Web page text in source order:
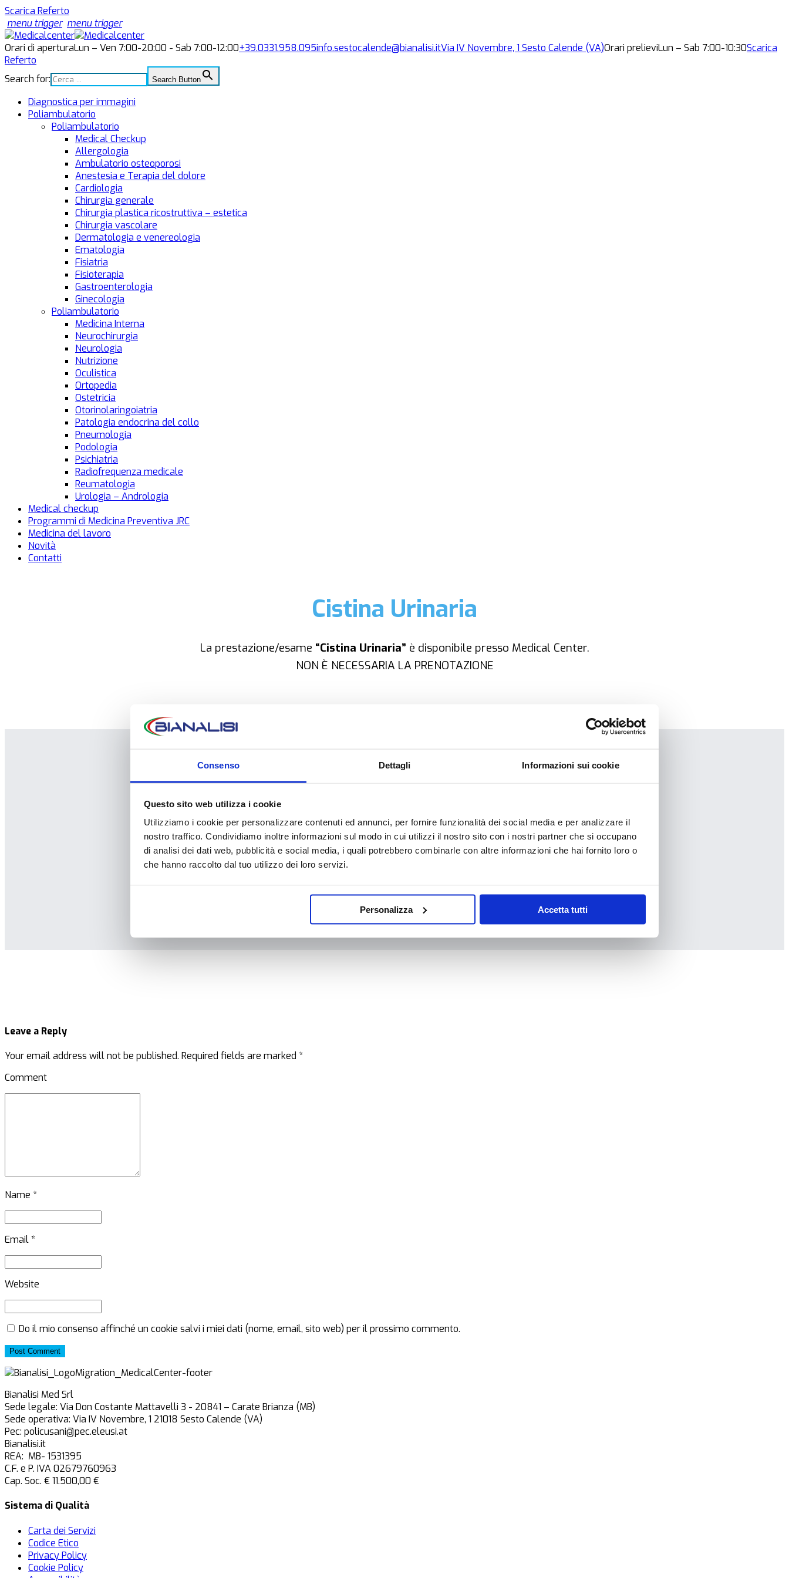
Consenso Dettagli Informazioni sui cookie
Questo sito web utilizza i cookie
Utilizziamo i cookie per personalizzare contenuti ed annunci, per fornire funzionalità dei social media e per analizzare il
nostro traffico. Condividiamo inoltre informazioni sul modo in cui utilizzi il nostro sito con i nostri partner che si occupano
di analisi dei dati web, pubblicità e social media, i quali potrebbero combinarle con altre informazioni che hai fornito loro o
che hanno raccolto dal tuo utilizzo dei loro servizi.
Personalizza Accetta tutti
Scarica Referto
menu trigger menu trigger
Orari di aperturaLun – Ven 7:00-20:00 - Sab 7:00-12:00+39.0331.958.095info.sestocalende@bianalisi.itVia IV Novembre, 1 Sesto Calende (VA)Orari prelieviLun – Sab 7:00-10:30Scarica
Referto
Search for:
Search Button
Diagnostica per immagini
Poliambulatorio
Poliambulatorio
Medical Checkup
Allergologia
Ambulatorio osteoporosi
Anestesia e Terapia del dolore
Cardiologia
Chirurgia generale
Chirurgia plastica ricostruttiva – estetica
Chirurgia vascolare
Dermatologia e venereologia
Ematologia
Fisiatria
Fisioterapia
Gastroenterologia
Ginecologia
Poliambulatorio
Medicina Interna
Neurochirurgia
Neurologia
Nutrizione
Oculistica
Ortopedia
Ostetricia
Otorinolaringoiatria
Patologia endocrina del collo
Pneumologia
Podologia
Psichiatria
Radiofrequenza medicale
Reumatologia
Urologia – Andrologia
Medical checkup
Programmi di Medicina Preventiva JRC
Medicina del lavoro
Novità
Contatti
Cistina Urinaria
La prestazione/esame “Cistina Urinaria” è disponibile presso Medical Center.
NON È NECESSARIA LA PRENOTAZIONE
WhatsApp
info@medicalcentersrl.it
Leave a Reply
Your email address will not be published. Required fields are marked *
Comment
Name *
Email *
Website
Do il mio consenso affinché un cookie salvi i miei dati (nome, email, sito web) per il prossimo commento.
Post Comment
Bianalisi Med Srl
Sede legale: Via Don Costante Mattavelli 3 - 20841 – Carate Brianza (MB)
Sede operativa: Via IV Novembre, 1 21018 Sesto Calende (VA)
Pec: policusani@pec.eleusi.at
Bianalisi.it
REA: MB- 1531395
C.F. e P. IVA 02679760963
Cap. Soc. € 11.500,00 €
Sistema di Qualità
Carta dei Servizi
Codice Etico
Privacy Policy
Cookie Policy